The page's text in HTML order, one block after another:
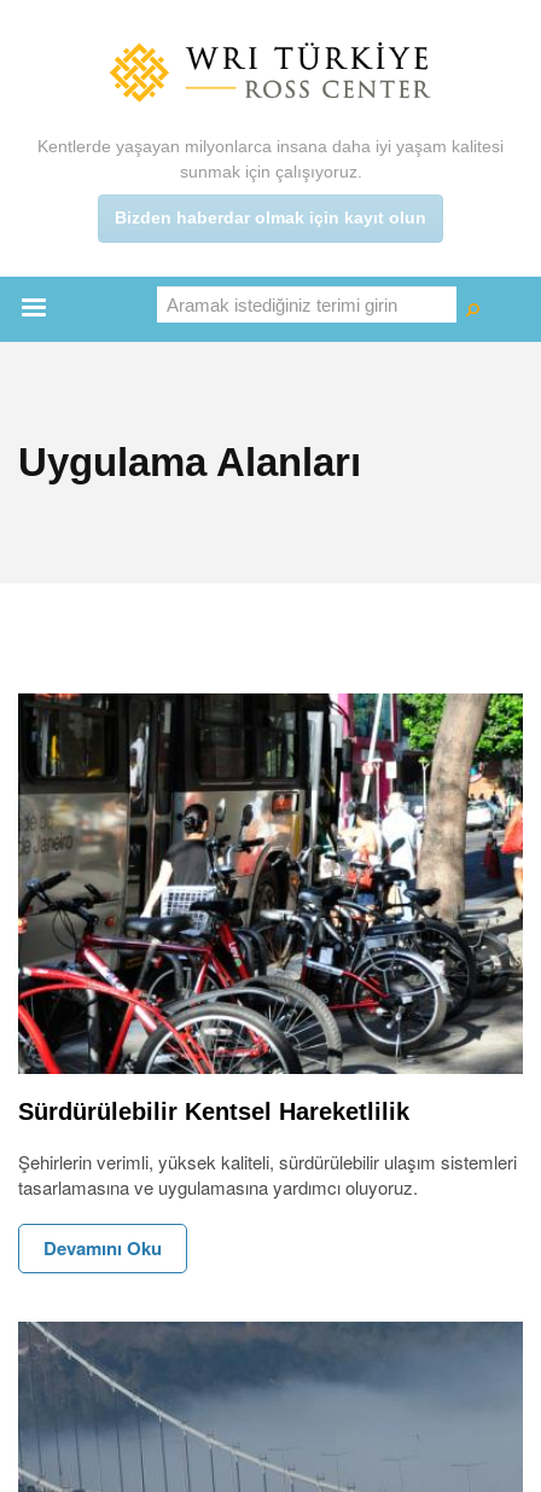
Kentlerde yaşayan milyonlarca insana daha iyi yaşam kalitesi
sunmak için çalışıyoruz.
Bizden haberdar olmak için kayıt olun
Ara
Ara
Uygulama Alanları
Sürdürülebilir Kentsel Hareketlilik
Şehirlerin verimli, yüksek kaliteli, sürdürülebilir ulaşım sistemleri
tasarlamasına ve uygulamasına yardımcı oluyoruz.
Devamını Oku